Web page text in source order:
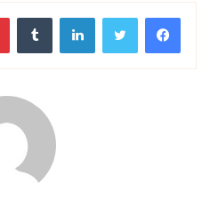
لينكدإن